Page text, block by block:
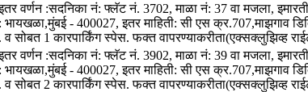
वर्णन :सदनिका नं: फ्लॅट नं. 3702, माळा नं: 37 वा मजला,
- 400027, इतर माहिती: सी एस क्र.707,माझगाव
व सोबत 1 कारपार्किंग स्पेस. फक्त वापरण्याकरीता(एक्सक्लुझिव्ह
वर्णन :सदनिका नं: फ्लॅट नं. 3902, माळा नं: 39 वा मजला,
- 400027, इतर माहिती: सी एस क्र.707,माझगाव
व सोबत 2 कारपार्किंग स्पेस. फक्त वापरण्याकरीता(एक्सक्लुझिव्ह